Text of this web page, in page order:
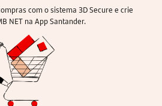
com o sistema 3D Secure e crie
NET na App Santander.